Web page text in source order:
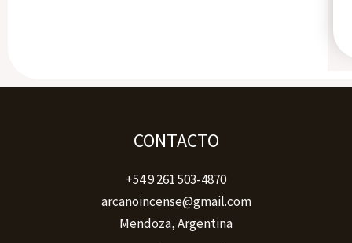
CONTACTO
+54 9 261 503-4870
arcanoincense@gmail.com
Mendoza, Argentina